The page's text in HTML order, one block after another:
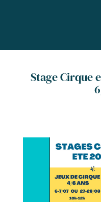
Stage Cirque